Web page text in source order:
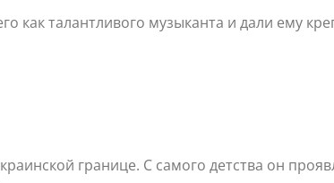
как талантливого музыканта и дали ему
границе. С самого детства он